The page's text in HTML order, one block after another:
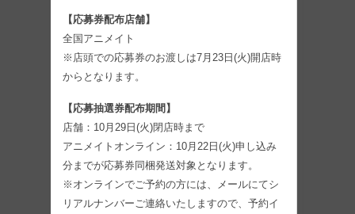
【応募券配布店舗】
全国アニメイト
※店頭での応募券のお渡しは7月23日(火)開店時
からとなります。
【応募抽選券配布期間】
店舗：10月29日(火)閉店時まで
アニメイトオンライン：10月22日(火)申し込み
分までが応募券同梱発送対象となります。
※オンラインでご予約の方には、メールにてシ
リアルナンバーご連絡いたしますので、予約イ